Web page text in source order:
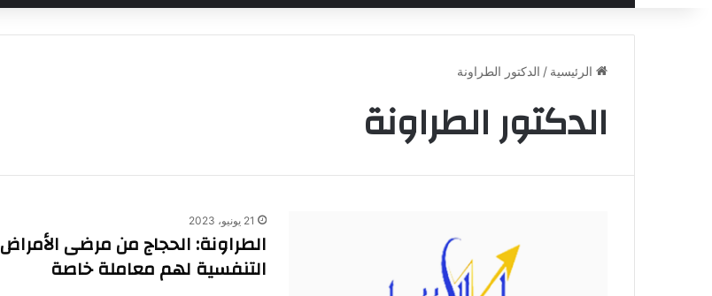
الرئيسية / الدكتور الطراونة
الدكتور الطراونة
21 يونيو، 2023
الطراونة: الحجاج من مرضى الأمراض
التنفسية لهم معاملة خاصة